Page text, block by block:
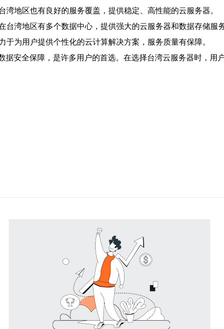
地区也有良好的服务覆盖，提供稳定、高性能的云服务器。
湾地区有多个数据中心，提供强大的云服务器和数据存储服务
为用户提供个性化的云计算解决方案，服务质量有保障。
安全保障，是许多用户的首选。在选择台湾云服务器时，用